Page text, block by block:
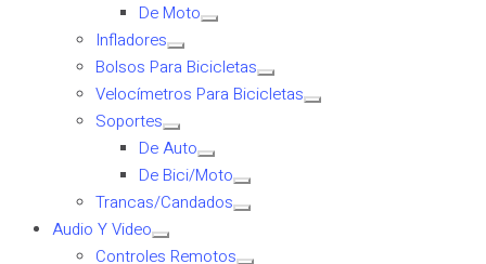
De Moto
Infladores
Bolsos Para Bicicletas
Velocímetros Para Bicicletas
Soportes
De Auto
De Bici/Moto
Trancas/Candados
Audio Y Video
Controles Remotos